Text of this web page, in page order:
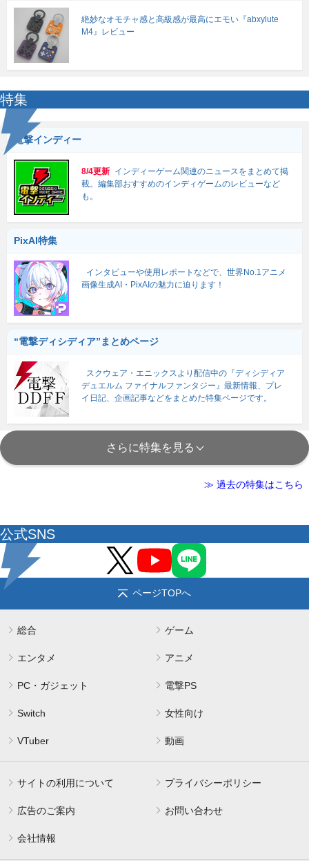
絶妙なオモチャ感と高級感が最高にエモい『abxylute
M4』レビュー
特集
電撃インディー
8/4更新 インディーゲーム関連のニュースをまとめて掲
載。編集部おすすめのインディゲームのレビューなど
も。
PixAI特集
インタビューや使用レポートなどで、世界No.1アニメ
画像生成AI・PixAIの魅力に迫ります！
“電撃ディシディア”まとめページ
スクウェア・エニックスより配信中の『ディシディア
デュエルム ファイナルファンタジー』最新情報、プレ
イ日記、企画記事などをまとめた特集ページです。
さらに特集を見る
≫ 過去の特集はこちら
公式SNS
ページTOPへ
総合 ゲーム
エンタメ アニメ
PC・ガジェット 電撃PS
Switch 女性向け
VTuber 動画
サイトの利用について プライバシーポリシー
広告のご案内 お問い合わせ
会社情報